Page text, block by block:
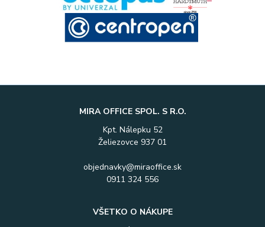
MIRA OFFICE SPOL. S R.O.
Kpt. Nálepku 52
Želiezovce 937 01
objednavky@miraoffice.sk
0911 324 556
VŠETKO O NÁKUPE